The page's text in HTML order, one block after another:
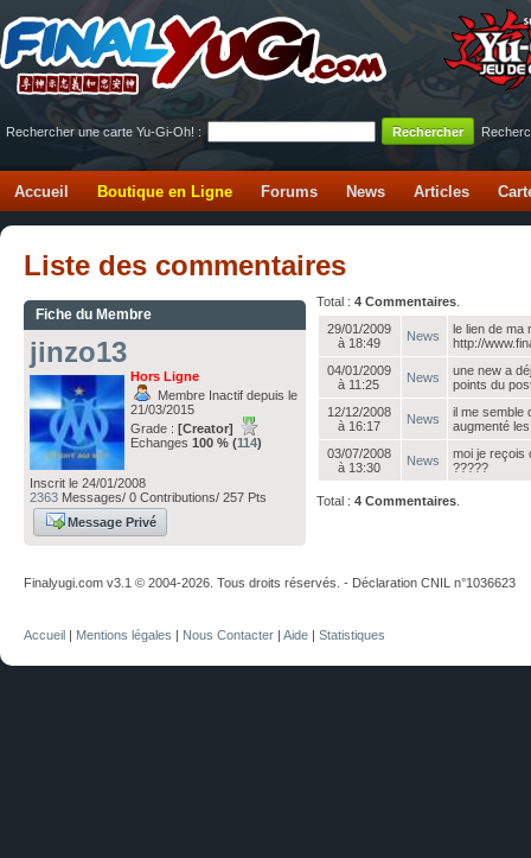
Rechercher une carte Yu-Gi-Oh! :
Accueil Boutique en Ligne Forums News Articles
Liste des commentaires
Fiche du Membre
jinzo13
Hors Ligne
Membre Inactif depuis le
21/03/2015
Grade : [Creator]
Echanges 100 % (114)
Inscrit le 24/01/2008
2363 Messages/ 0 Contributions/ 257 Pts
Message Privé
Total :4 Commentaires
29/01/2009
à 18:49
News
le lien de ma
http://
04/01/2009
à 11:25
News
une new a
points du
12/12/2008
à 16:17
News
il me semble
augmenté
03/07/2008
à 13:30
News
moi je reçois
?????
Total :4 Commentaires
Finalyugi.com v3.1 © 2004-2026. Tous droits réservés. - Déclaration CNIL n°1036623
Accueil | Mentions légales | Nous Contacter | Aide | Statistiques